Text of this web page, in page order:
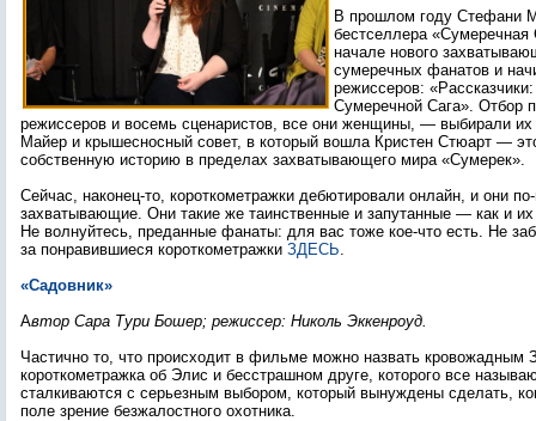
В прошлом году Стефани
бестселлера «Сумеречная
начале нового
сумеречных фанатов и
режиссеров:
Сумеречной Сага». Отбор
режиссеров и восемь сценаристов, все они женщины, — выбирали их
Майер и крышесносный совет, в который вошла Кристен Стюарт —
собственную историю в пределах захватывающего мира «Сумерек».
Сейчас, наконец-то, короткометражки дебютировали онлайн, и они
захватывающие. Они такие же таинственные и запутанные — как и
Не волнуйтесь, преданные фанаты: для вас тоже кое-что есть. Не
за понравившиеся короткометражки ЗДЕСЬ.
«Садовник»
Автор Сара Тури Бошер; режиссер: Николь Эккенроуд.
Частично то, что происходит в фильме можно назвать кровожадным
короткометражка об Элис и бесстрашном друге, которого все
сталкиваются с серьезным выбором, который вынуждены сделать,
поле зрение безжалостного охотника.